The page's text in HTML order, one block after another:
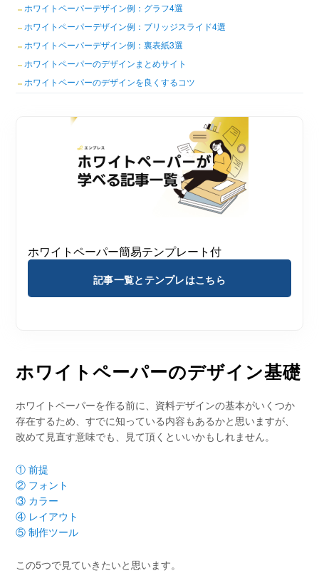
ホワイトペーパーデザイン例：グラフ4選
ホワイトペーパーデザイン例：ブリッジスライド4選
ホワイトペーパーデザイン例：裏表紙3選
ホワイトペーパーのデザインまとめサイト
ホワイトペーパーのデザインを良くするコツ
ホワイトペーパー簡易テンプレート付
記事一覧とテンプレはこちら
ホワイトペーパーのデザイン基礎
ホワイトペーパーを作る前に、資料デザインの基本がいくつか
存在するため、すでに知っている内容もあるかと思いますが、
改めて見直す意味でも、見て頂くといいかもしれません。
① 前提
② フォント
③ カラー
④ レイアウト
⑤ 制作ツール
この5つで見ていきたいと思います。